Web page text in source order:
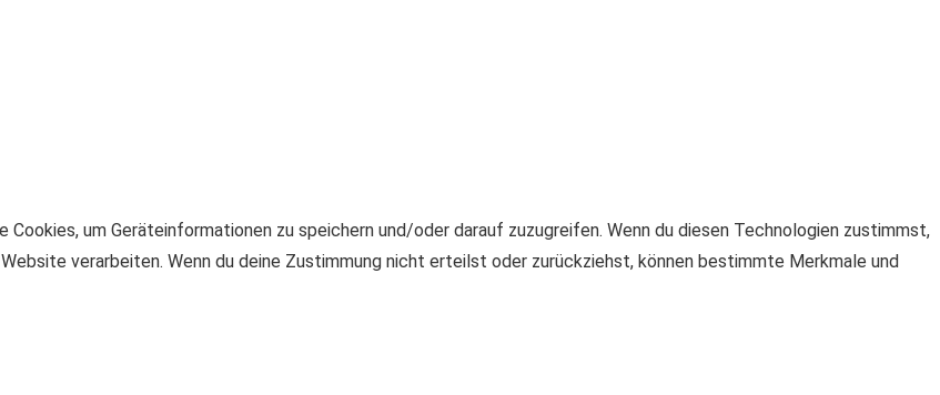
um Geräteinformationen zu speichern und/oder darauf zuzugreifen. Wenn du diesen Technologien zustimmst,
verarbeiten. Wenn du deine Zustimmung nicht erteilst oder zurückziehst, können bestimmte Merkmale und